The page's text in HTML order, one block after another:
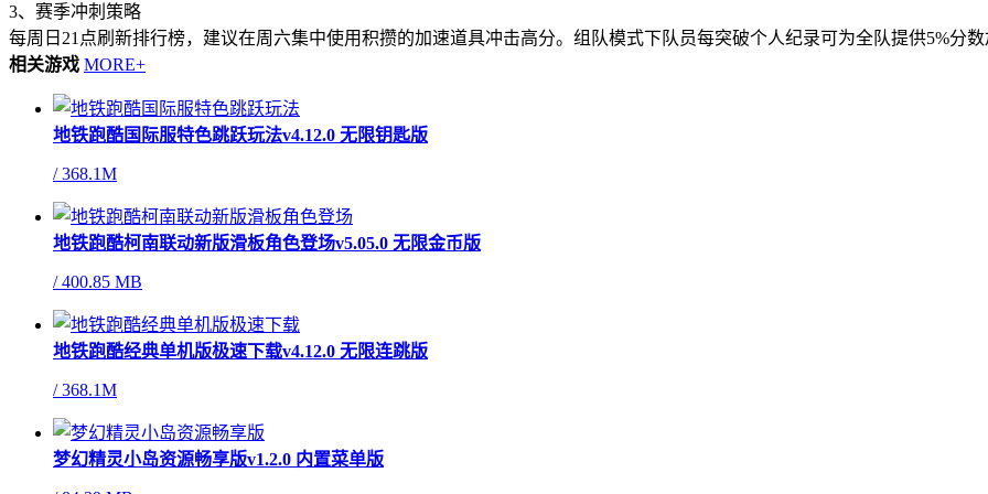
3、赛季冲刺策略
每周日21点刷新排行榜，建议在周六集中使用积攒的加速道具冲击高分。组队模式下队员每突破个人纪录可为全队提供5%分
相关游戏 MORE+
地铁跑酷国际服特色跳跃玩法v4.12.0 无限钥匙版
/368.1M
地铁跑酷柯南联动新版滑板角色登场v5.05.0 无限金币版
/400.85 MB
地铁跑酷经典单机版极速下载v4.12.0 无限连跳版
/368.1M
梦幻精灵小岛资源畅享版v1.2.0 内置菜单版